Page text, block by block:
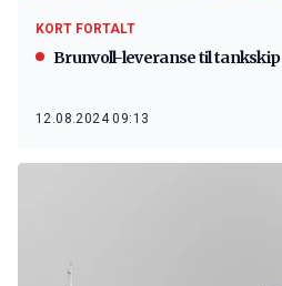
KORT FORTALT
Brunvoll-leveranse til tankskip
12.08.2024 09:13